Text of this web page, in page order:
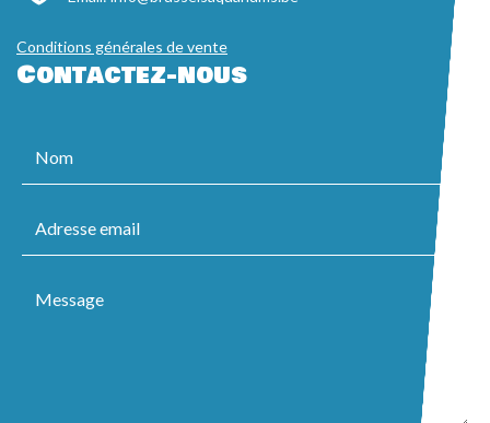
Conditions générales de vente
Contactez-nous